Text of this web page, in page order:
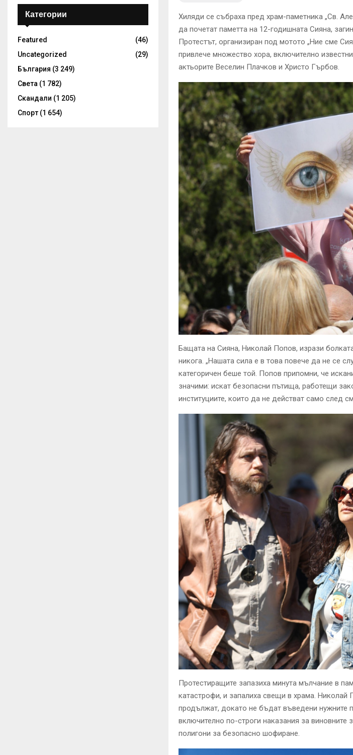
Хиляди се събраха пред храм-паметника „Св.
да почетат паметта на 12-годишната Сияна,
Протестът, организиран под мотото „Ние сме
привлече множество хора, включително
актьорите Веселин Плачков и Христо Гърбов.
Бащата на Сияна, Николай Попов, изрази
никога. „Нашата сила е в това повече да не се
категоричен беше той. Попов припомни, че
значими: искат безопасни пътища, работещи
институциите, които да не действат само след
Протестиращите запазиха минута мълчание в
катастрофи, и запалиха свещи в храма. Николай
продължат, докато не бъдат въведени нужните
включително по-строги наказания за виновните
полигони за безопасно шофиране.
Категории
Featured
(46)
Uncategorized
(29)
България (3 249)
Света (1 782)
Скандали (1 205)
Спорт (1 654)